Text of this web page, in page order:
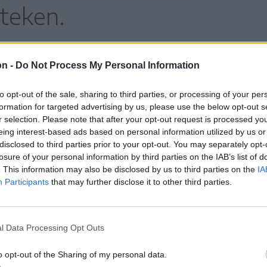
- Do Not Process My Personal Information
opt-out of the sale, sharing to third parties, or processing of your
for targeted advertising by us, please use the below opt-out
selection. Please note that after your opt-out request is processed
interest-based ads based on personal information utilized by us
to third parties prior to your opt-out. You may separately
of your personal information by third parties on the IAB’s list of
This information may also be disclosed by us to third parties on the
Participants that may further disclose it to other third parties.
Data Processing Opt Outs
opt-out of the Sharing of my personal data.
pusztítottak el, amelyek között
érdemes megemlíteni, mert úgy tartották,
mert nehéz zsákmány számukra,
és csapatban védekezik. Komoly
ezer kilós ökör elpusztítása is. Több
törtek össze, de egy méhek
megrongálódott. A károsultak számára az
halad. Mezei információi szerint
károkra